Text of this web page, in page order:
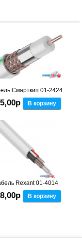
Смарткип 01-2424
В корзину
Rexant 01-4014
В корзину